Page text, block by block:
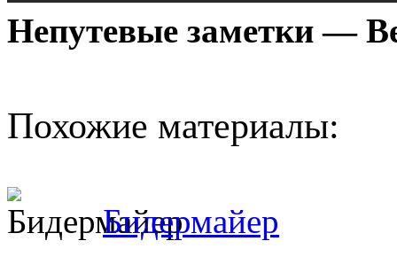
Непутевые заметки —
Похожие материалы:
Бидермайер